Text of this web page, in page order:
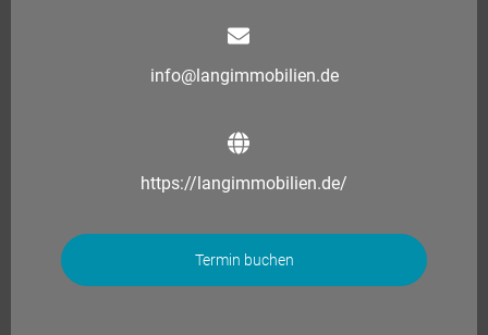
info@langimmobilien.de
https://langimmobilien.de/
Termin buchen